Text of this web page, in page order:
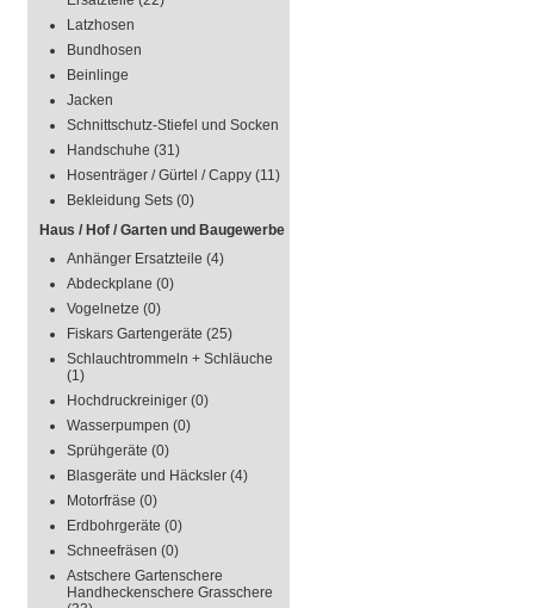
Latzhosen
Bundhosen
Beinlinge
Jacken
Schnittschutz-Stiefel und Socken
Handschuhe (31)
Hosenträger / Gürtel / Cappy (11)
Bekleidung Sets (0)
Haus / Hof / Garten und Baugewerbe
Anhänger Ersatzteile (4)
Abdeckplane (0)
Vogelnetze (0)
Fiskars Gartengeräte (25)
Schlauchtrommeln + Schläuche
(1)
Hochdruckreiniger (0)
Wasserpumpen (0)
Sprühgeräte (0)
Blasgeräte und Häcksler (4)
Motorfräse (0)
Erdbohrgeräte (0)
Schneefräsen (0)
Astschere Gartenschere
Handheckenschere Grasschere